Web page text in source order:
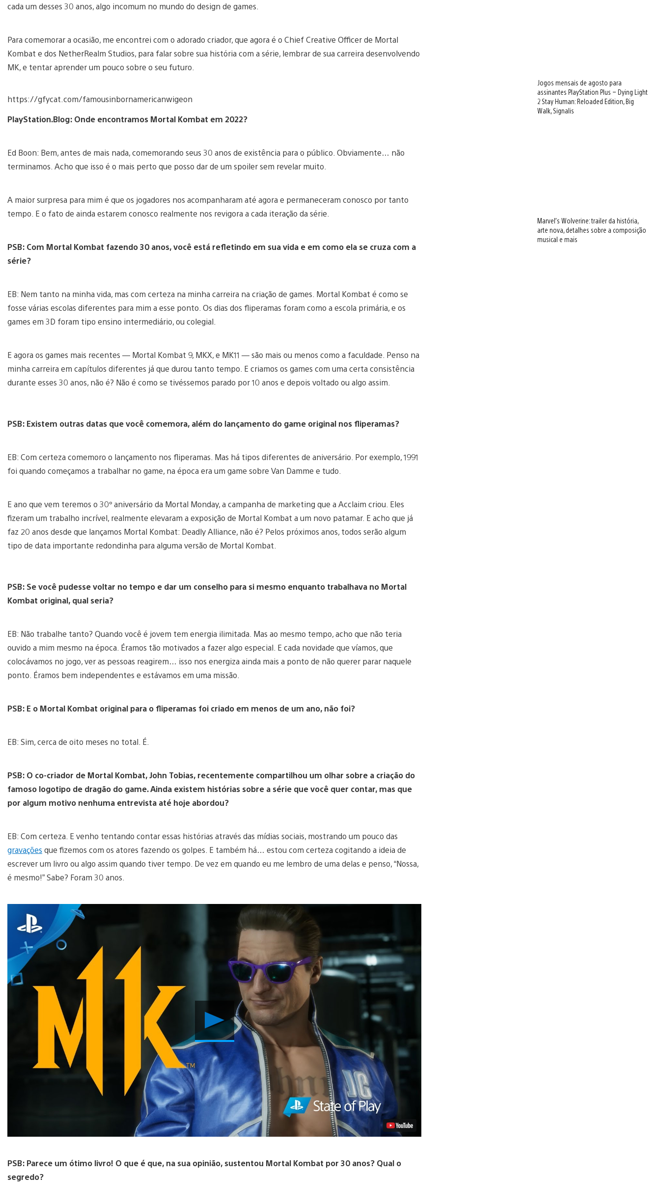
cada um desses 30 anos, algo incomum no mundo do design de games.
Para comemorar a ocasião, me encontrei com o adorado criador, que agora é o Chief Creative Officer de Mortal
Kombat e dos NetherRealm Studios, para falar sobre sua história com a série, lembrar de sua carreira desenvolvendo
MK, e tentar aprender um pouco sobre o seu futuro.
https://gfycat.com/famousinbornamericanwigeon
PlayStation.Blog: Onde encontramos Mortal Kombat em 2022?
Ed Boon: Bem, antes de mais nada, comemorando seus 30 anos de existência para o público. Obviamente… não
terminamos. Acho que isso é o mais perto que posso dar de um spoiler sem revelar muito.
A maior surpresa para mim é que os jogadores nos acompanharam até agora e permaneceram conosco por tanto
tempo. E o fato de ainda estarem conosco realmente nos revigora a cada iteração da série.
PSB: Com Mortal Kombat fazendo 30 anos, você está refletindo em sua vida e em como ela se cruza com a
série?
EB: Nem tanto na minha vida, mas com certeza na minha carreira na criação de games. Mortal Kombat é como se
fosse várias escolas diferentes para mim a esse ponto. Os dias dos fliperamas foram como a escola primária, e os
games em 3D foram tipo ensino intermediário, ou colegial.
E agora os games mais recentes — Mortal Kombat 9, MKX, e MK11 — são mais ou menos como a faculdade. Penso na
minha carreira em capítulos diferentes já que durou tanto tempo. E criamos os games com uma certa consistência
durante esses 30 anos, não é? Não é como se tivéssemos parado por 10 anos e depois voltado ou algo assim.
PSB: Existem outras datas que você comemora, além do lançamento do game original nos fliperamas?
EB: Com certeza comemoro o lançamento nos fliperamas. Mas há tipos diferentes de aniversário. Por exemplo, 1991
foi quando começamos a trabalhar no game, na época era um game sobre Van Damme e tudo.
E ano que vem teremos o 30º aniversário da Mortal Monday, a campanha de marketing que a Acclaim criou. Eles
fizeram um trabalho incrível, realmente elevaram a exposição de Mortal Kombat a um novo patamar. E acho que já
faz 20 anos desde que lançamos Mortal Kombat: Deadly Alliance, não é? Pelos próximos anos, todos serão algum
tipo de data importante redondinha para alguma versão de Mortal Kombat.
PSB: Se você pudesse voltar no tempo e dar um conselho para si mesmo enquanto trabalhava no Mortal
Kombat original, qual seria?
EB: Não trabalhe tanto? Quando você é jovem tem energia ilimitada. Mas ao mesmo tempo, acho que não teria
ouvido a mim mesmo na época. Éramos tão motivados a fazer algo especial. E cada novidade que víamos, que
colocávamos no jogo, ver as pessoas reagirem… isso nos energiza ainda mais a ponto de não querer parar naquele
ponto. Éramos bem independentes e estávamos em uma missão.
PSB: E o Mortal Kombat original para o fliperamas foi criado em menos de um ano, não foi?
EB: Sim, cerca de oito meses no total. É.
PSB: O co-criador de Mortal Kombat, John Tobias, recentemente compartilhou um olhar sobre a criação do
famoso logotipo de dragão do game. Ainda existem histórias sobre a série que você quer contar, mas que
por algum motivo nenhuma entrevista até hoje abordou?
EB: Com certeza. E venho tentando contar essas histórias através das mídias sociais, mostrando um pouco das
gravações que fizemos com os atores fazendo os golpes. E também há… estou com certeza cogitando a ideia de
escrever um livro ou algo assim quando tiver tempo. De vez em quando eu me lembro de uma delas e penso, “Nossa,
é mesmo!” Sabe? Foram 30 anos.
Reproduzir
Vídeo
PSB: Parece um ótimo livro! O que é que, na sua opinião, sustentou Mortal Kombat por 30 anos? Qual o
segredo?
Jogos mensais de agosto para
assinantes PlayStation Plus – Dying Light
2 Stay Human: Reloaded Edition, Big
Walk, Signalis
Marvel’s Wolverine: trailer da história,
arte nova, detalhes sobre a composição
musical e mais